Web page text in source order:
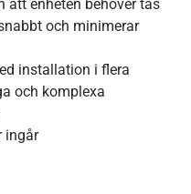
att enheten behöver tas
och minimerar
installation i flera
och komplexa
ingår